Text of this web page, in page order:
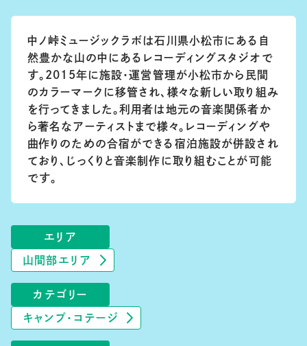
中ノ峠ミュージックラボは石川県小松市にある自
然豊かな山の中にあるレコーディングスタジオで
す。2015年に施設・運営管理が小松市から民間
のカラーマークに移管され、様々な新しい取り組み
を行ってきました。利用者は地元の音楽関係者か
ら著名なアーティストまで様々。レコーディングや
曲作りのための合宿ができる宿泊施設が併設され
ており、じっくりと音楽制作に取り組むことが可能
です。
エリア
山間部エリア
カテゴリー
キャンプ・コテージ